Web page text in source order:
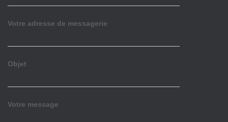
Votre adresse de messagerie
Objet
Votre message